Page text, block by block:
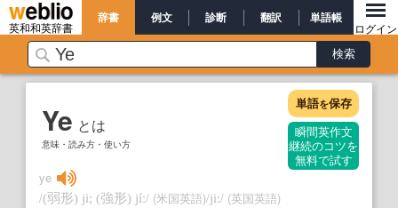
英和和英辞書
辞書 例文 診断 翻訳 単語帳
ログイン
Ye とは
意味・読み方・使い方
単語を保存
瞬間英作文
継続のコツを
無料で試す
ye
/(弱形) ji; (強形) jíː/ (米国英語)/ji:/ (英国英語)